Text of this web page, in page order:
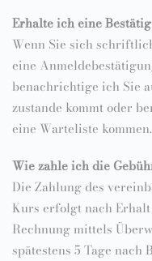
Erhalte ich eine
Wenn Sie sich
eine
benachrichtige ich Sie
zustande kommt oder
eine Warteliste kommen.
Wie zahle ich die
Die Zahlung des
Kurs erfolgt nach
Rechnung mittels
spätestens 5 Tage nach